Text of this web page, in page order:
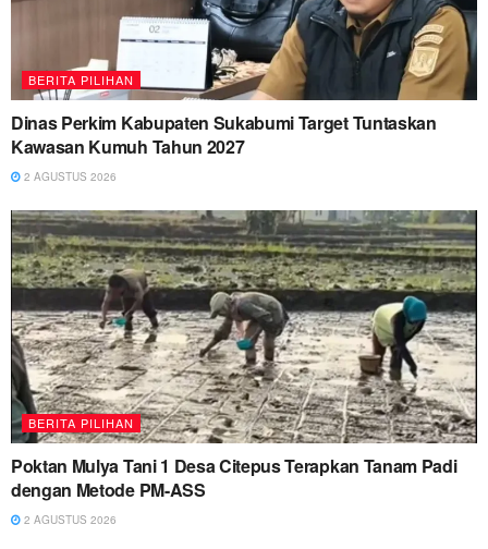
BERITA PILIHAN
Dinas Perkim Kabupaten Sukabumi Target Tuntaskan
Kawasan Kumuh Tahun 2027
2 AGUSTUS 2026
BERITA PILIHAN
Poktan Mulya Tani 1 Desa Citepus Terapkan Tanam Padi
dengan Metode PM-ASS
2 AGUSTUS 2026